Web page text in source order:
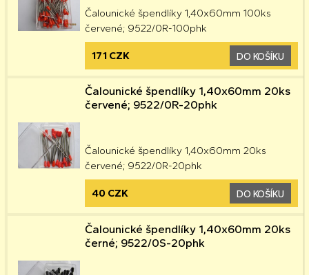
Čalounické špendlíky 1,40x60mm 100ks
červené; 9522/0R-100phk
171 CZK DO KOŠÍKU
Čalounické špendlíky 1,40x60mm 20ks
červené; 9522/0R-20phk
Čalounické špendlíky 1,40x60mm 20ks
červené; 9522/0R-20phk
40 CZK DO KOŠÍKU
Čalounické špendlíky 1,40x60mm 20ks
černé; 9522/0S-20phk